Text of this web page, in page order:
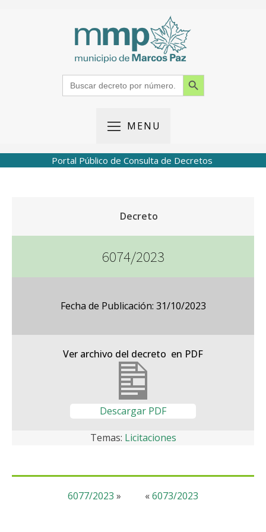
Search
for:
Search Button
MENU
Portal Público de Consulta de Decretos
Decreto
6074/2023
Fecha de Publicación: 31/10/2023
Ver archivo del decreto en PDF
Descargar PDF
Temas: Licitaciones
«6073/2023
6077/2023 »